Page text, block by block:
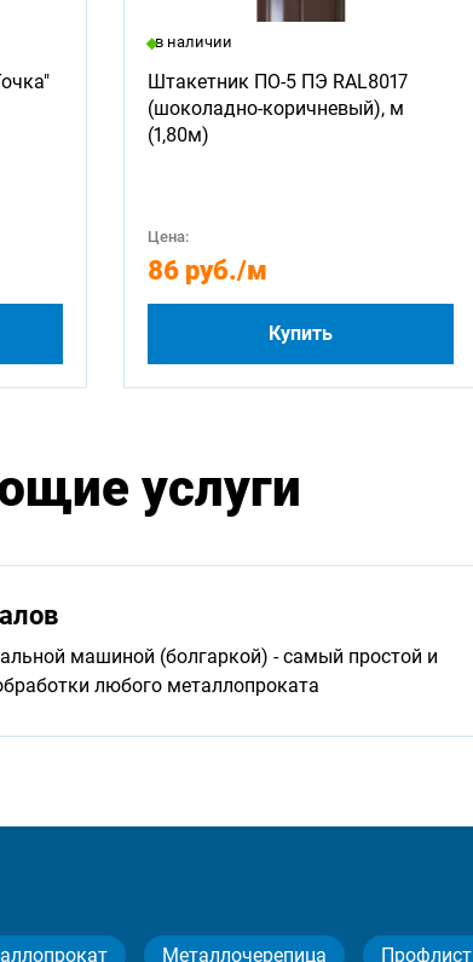
в наличии
Штакетник ПО-5 ПЭ RAL8017
(шоколадно-коричневый), м
(1,80м)
Цена:
86 руб./м
Купить
услуги
машиной (болгаркой) - самый простой и
любого металлопроката
Металлочерепица Профлист